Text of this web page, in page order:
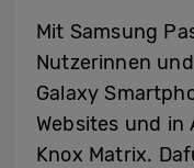
Mit Samsung
Nutzerinnen
Galaxy
Websites und in
Knox Matrix.